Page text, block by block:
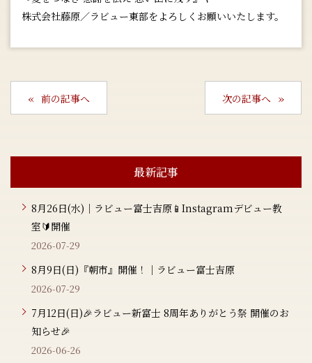
株式会社藤原／ラビュー東部をよろしくお願いいたします。
前の記事へ 次の記事へ
最新記事
8月26日(水)｜ラビュー富士吉原📱Instagramデビュー教
室🔰開催
2026-07-29
8月9日(日)『朝市』開催！｜ラビュー富士吉原
2026-07-29
7月12日(日)🎉ラビュー新富士 8周年ありがとう祭 開催のお
知らせ🎉
2026-06-26